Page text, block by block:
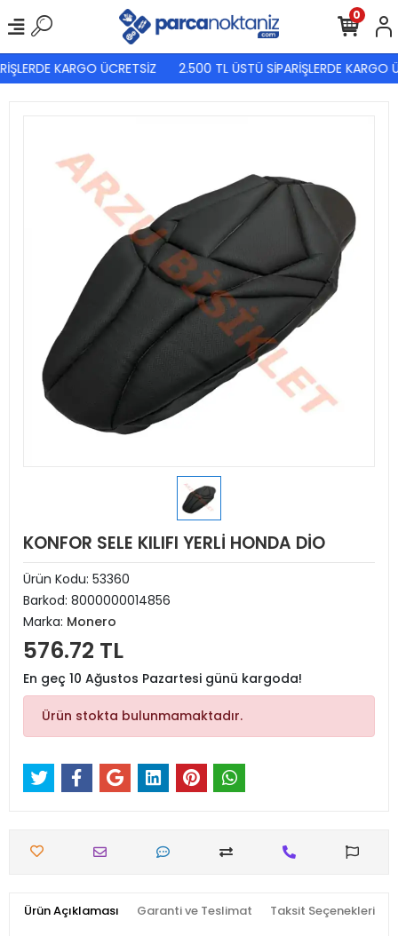
KARGO ÜCRETSİZ 2.500 TL ÜSTÜ SİPARİŞLERDE KARGO
0
KONFOR SELE KILIFI YERLİ HONDA DİO
Ürün Kodu: 53360
Barkod: 8000000014856
Marka: Monero
576.72 TL
En geç 10 Ağustos Pazartesi günü kargoda!
Ürün stokta bulunmamaktadır.
Ürün Açıklaması Garanti ve Teslimat Taksit Seçenekleri